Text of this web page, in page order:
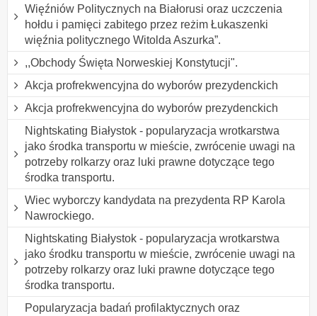
Więźniów Politycznych na Białorusi oraz uczczenia
hołdu i pamięci zabitego przez reżim Łukaszenki
więźnia politycznego Witolda Aszurka”.
,,Obchody Święta Norweskiej Konstytucji".
Akcja profrekwencyjna do wyborów prezydenckich
Akcja profrekwencyjna do wyborów prezydenckich
Nightskating Białystok - popularyzacja wrotkarstwa
jako środka transportu w mieście, zwrócenie uwagi na
potrzeby rolkarzy oraz luki prawne dotyczące tego
środka transportu.
Wiec wyborczy kandydata na prezydenta RP Karola
Nawrockiego.
Nightskating Białystok - popularyzacja wrotkarstwa
jako środku transportu w mieście, zwrócenie uwagi na
potrzeby rolkarzy oraz luki prawne dotyczące tego
środka transportu.
Popularyzacja badań profilaktycznych oraz